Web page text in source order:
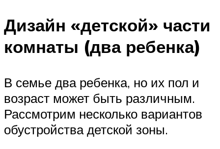
Дизайн «детской» части
комнаты (два ребенка)
В семье два ребенка, но их пол и
возраст может быть различным.
Рассмотрим несколько вариантов
обустройства детской зоны.